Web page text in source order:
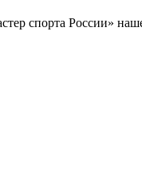
спорта России»